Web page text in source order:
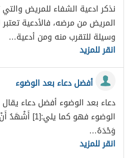
نذكر ادعية الشفاء للمريض
المريض من مرضه، فالأدعية
وسيلة للتقرب منه ومن أدعية…
انقر للمزيد
أفضل دعاء بعد الوضوء
دعاء بعد الوضوء أفضل دعاء يقال
الوضوء فهو كما
وَحْدَهُ…
انقر للمزيد